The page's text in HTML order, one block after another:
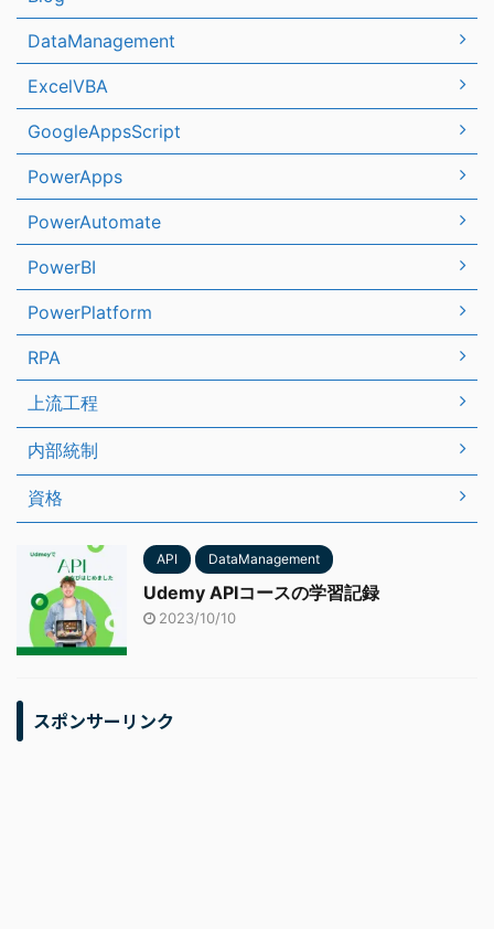
DataManagement
ExcelVBA
GoogleAppsScript
PowerApps
PowerAutomate
PowerBI
PowerPlatform
RPA
上流工程
内部統制
資格
API DataManagement
Udemy APIコースの学習記録
2023/10/10
スポンサーリンク